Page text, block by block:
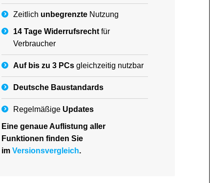
Zeitlich unbegrenzte Nutzung
14 Tage Widerrufsrecht für
Verbraucher
Auf bis zu 3 PCs gleichzeitig nutzbar
Deutsche Baustandards
Regelmäßige Updates
Eine genaue Auflistung aller
Funktionen finden Sie
im Versionsvergleich.